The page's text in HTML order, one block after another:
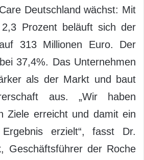
Deutschland wächst: Mit
Prozent beläuft sich der
313 Millionen Euro. Der
37,4%. Das Unternehmen
als der Markt und baut
aus. „Wir haben
Ziele erreicht und damit ein
Ergebnis erzielt“, fasst Dr.
Geschäftsführer der Roche